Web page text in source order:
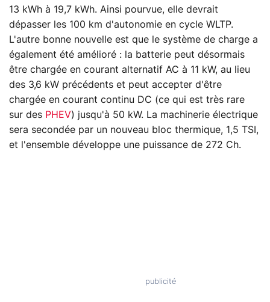
13 kWh à 19,7 kWh. Ainsi pourvue, elle devrait
dépasser les 100 km d'autonomie en cycle WLTP.
L'autre bonne nouvelle est que le système de charge a
également été amélioré : la batterie peut désormais
être chargée en courant alternatif AC à 11 kW, au lieu
des 3,6 kW précédents et peut accepter d'être
chargée en courant continu DC (ce qui est très rare
sur des PHEV) jusqu'à 50 kW. La machinerie électrique
sera secondée par un nouveau bloc thermique, 1,5 TSI,
et l'ensemble développe une puissance de 272 Ch.